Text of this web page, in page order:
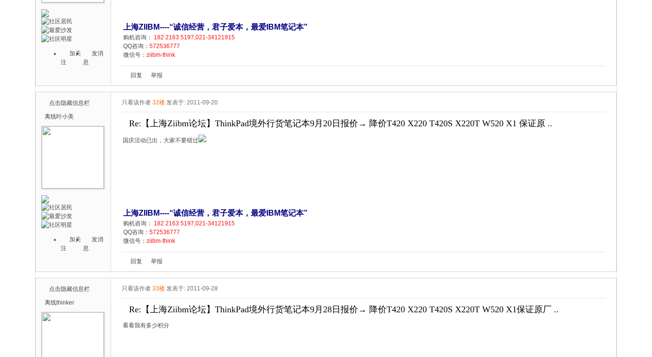
加关
注
发消
息
上海ZIIBM----“诚信经营，君子爱本，最爱IBM笔记本”
购机咨询：
182 2163 5197,021-34121915
QQ咨询： 572536777
微信号： ziibm-think
回复 举报
点击隐藏信息栏
离线叶小美
加关
注
发消
息
只看该作者 32楼 发表于: 2011-09-20
Re:【上海Ziibm论坛】ThinkPad境外行货笔记本9月20日报价→ 降价T420 X220 T420S X220T W520 X1 保证原 ..
国庆活动已出，大家不要错过
上海ZIIBM----“诚信经营，君子爱本，最爱IBM笔记本”
购机咨询：
182 2163 5197,021-34121915
QQ咨询： 572536777
微信号： ziibm-think
回复 举报
点击隐藏信息栏
离线thinker
只看该作者 33楼 发表于: 2011-09-28
Re:【上海Ziibm论坛】ThinkPad境外行货笔记本9月28日报价→ 降价T420 X220 T420S X220T W520 X1保证原厂 ..
看看我有多少积分